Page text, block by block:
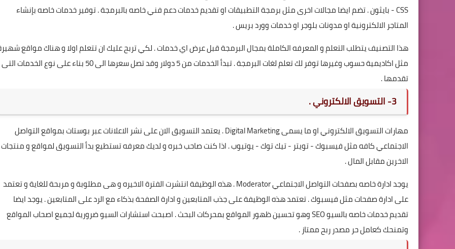
CSS - بايثون . تضم ايضا مجالات اخرى مثل برمجة التطبيقات او تقديم خدمات دعم فني خاصه بالبرمجة . توفير خدمات خاصه بإنشاء
المتاجر الالكترونية او مدونات بلوجر او خدمات وورد بريس .
هذا التصنيف يتطلب التعلم و المعرفه الكاملة بمجال البرمجة قبل عرض اي خدمات . لكي تربح عليك ان تتعلم اولا و هناك مواقع
مثل اكاديمية حسوب وغيرها توفر لك تعلم لغات البرمجة . تبدأ الخدمات من 5 دولار وقد تصل سعرها الى 50 بناء على نوع الخدمات التى
تقدمها .
3- التسويق الالكتروني .
مهارات التسويق الالكتروني او ما يسمى Digital Marketing . يعتمد التسويق الان على نشر الاعلانات عبر بوستات بمواقع التواصل
الاجتماعي كافه مثل فيسبوك - تويتر - تيك توك - يوتيوب . اذا كنت صاحب خبره و لديك معرفه تستطيع بدأ التسويق لمواقع و منتجات
الاخرين مقابل المال .
يوجد ادارة خاصه بصفحات التواصل الاجتماعي Moderator . هذه الوظيفة انتشرت الفترة الاخيره و هى مطلوبة و مربحة للغاية و تعتمد
على ادارة صفحات مثل فيسبوك . تعتمد هذه الوظيفة على جذب المتابعين و ادارة الصفحة بذكاء مع الرد على المتابعين . يوجد ايضا
تقديم خدمات خاصه بالسيو SEO وهو تحسين ظهور المواقع بمحركات البحث . اصبحت استشارات السيو ضرورية لجميع اصحاب المواقع
وتمنحك كعامل حر مصدر ربح ممتاز .